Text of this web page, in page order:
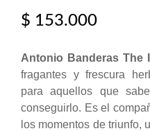
$ 153.000
Antonio Banderas The
fragantes y frescura
para aquellos que
conseguirlo. Es el
los momentos de triunfo,